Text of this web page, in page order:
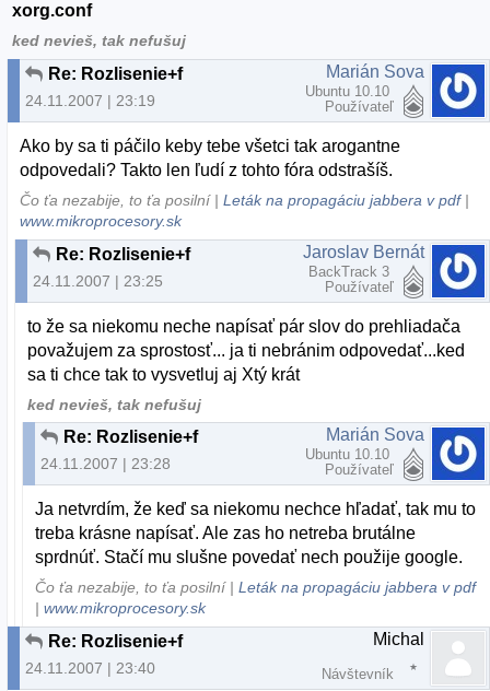
xorg.conf
ked nevieš, tak nefušuj
Re: Rozlisenie+f
24.11.2007 | 23:19
Marián Sova
Ubuntu 10.10
Používateľ
Ako by sa ti páčilo keby tebe všetci tak arogantne
odpovedali? Takto len ľudí z tohto fóra odstrašíš.
Čo ťa nezabije, to ťa posilní |Leták na propagáciu jabbera v pdf|
www.mikroprocesory.sk
Re: Rozlisenie+f
24.11.2007 | 23:25
Jaroslav Bernát
BackTrack 3
Používateľ
to že sa niekomu neche napísať pár slov do prehliadača
považujem za sprostosť... ja ti nebránim odpovedať...ked
sa ti chce tak to vysvetluj aj Xtý krát
ked nevieš, tak nefušuj
Re: Rozlisenie+f
24.11.2007 | 23:28
Marián Sova
Ubuntu 10.10
Používateľ
Ja netvrdím, že keď sa niekomu nechce hľadať, tak mu to
treba krásne napísať. Ale zas ho netreba brutálne
sprdnúť. Stačí mu slušne povedať nech použije google.
Čo ťa nezabije, to ťa posilní |Leták na propagáciu jabbera v pdf
|www.mikroprocesory.sk
Re: Rozlisenie+f
24.11.2007 | 23:40
Michal
Návštevník